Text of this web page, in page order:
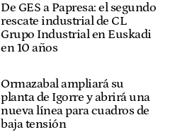
De GES a Papresa: el segundo
rescate industrial de CL
Grupo Industrial en Euskadi
en 10 años
Ormazabal ampliará su
planta de Igorre y abrirá una
nueva línea para cuadros de
baja tensión